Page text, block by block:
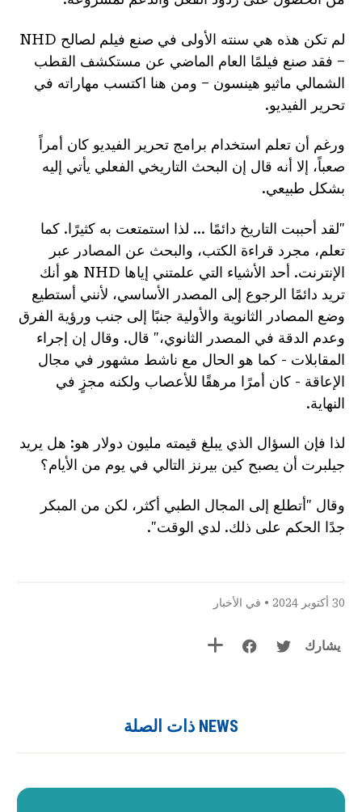
لم تكن هذه هي سنته الأولى في صنع فيلم لصالح NHD
– فقد صنع فيلمًا العام الماضي عن مستكشف القطب
الشمالي ماثيو هينسون – ومن هنا اكتسب مهاراته في
تحرير الفيديو.
ورغم أن تعلم استخدام برامج تحرير الفيديو كان أمراً
صعباً، إلا أنه قال إن البحث التاريخي الفعلي يأتي إليه
بشكل طبيعي.
"لقد أحببت التاريخ دائمًا ... لذا استمتعت به كثيرًا. كما
تعلم، مجرد قراءة الكتب، والبحث عن المصادر عبر
الإنترنت. أحد الأشياء التي علمتني إياها NHD هو أنك
تريد دائمًا الرجوع إلى المصدر الأساسي، لأنني أستطيع
وضع المصادر الثانوية والأولية جنبًا إلى جنب ورؤية الفرق
وعدم الدقة في المصدر الثانوي،" قال. وقال إن إجراء
المقابلات - كما هو الحال مع ناشط مشهور في مجال
الإعاقة - كان أمرًا مرهقًا للأعصاب ولكنه مجزٍ في
النهاية.
لذا فإن السؤال الذي يبلغ قيمته مليون دولار هو: هل يريد
جيلبرت أن يصبح كين بيرنز التالي في يوم من الأيام؟
وقال "أتطلع إلى المجال الطبي أكثر، لكن من المبكر
جدًا الحكم على ذلك. لدي الوقت".
30 أكتوبر 2024 • في الأخبار
يشارك
NEWS ذات الصلة